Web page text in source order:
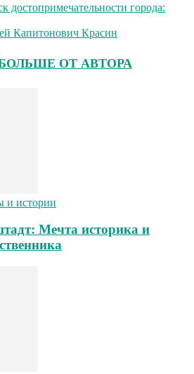
достопримечательности города:
Капитонович Красин
ОТ АВТОРА
и истории
Мечта историка и